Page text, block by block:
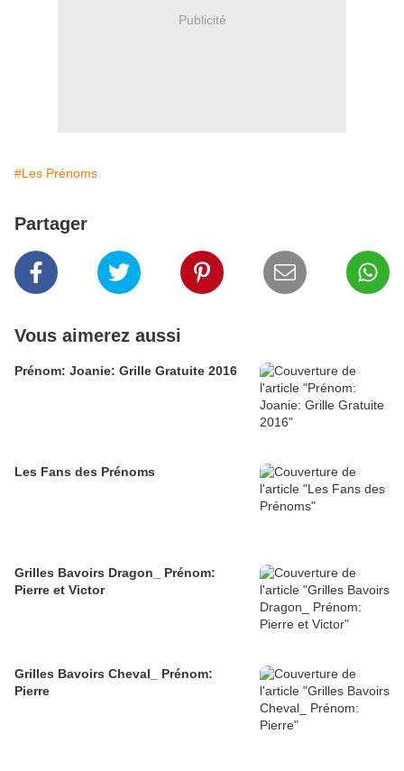
Publicité
#Les Prénoms
Partager
Vous aimerez aussi
Prénom: Joanie: Grille Gratuite 2016
Les Fans des Prénoms
Grilles Bavoirs Dragon_ Prénom:
Pierre et Victor
Grilles Bavoirs Cheval_ Prénom:
Pierre